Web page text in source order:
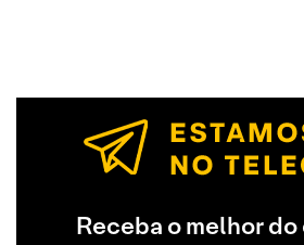
Receba o melhor